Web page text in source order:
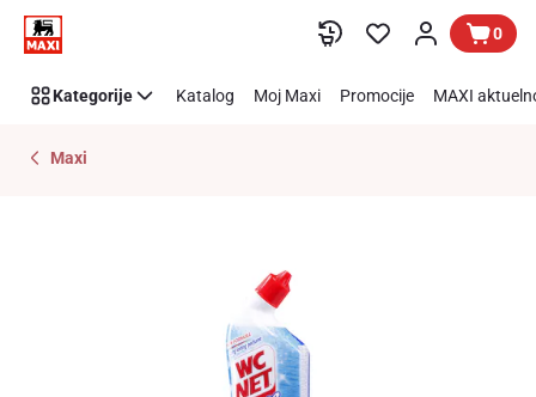
Preskoči link 0
Kategorije Katalog Moj Maxi Promocije MAXI
Maxi